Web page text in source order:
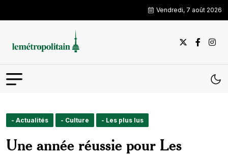
Vendredi, 7 août 2026
- Actualités - Culture - Les plus lus
Une année réussie pour Les